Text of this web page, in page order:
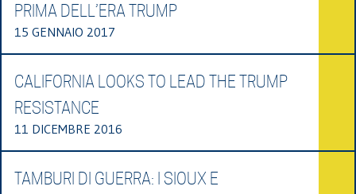
PRIMA DELL’ERA TRUMP
15 GENNAIO 2017
CALIFORNIA LOOKS TO LEAD THE TRUMP
RESISTANCE
11 DICEMBRE 2016
TAMBURI DI GUERRA: I SIOUX E